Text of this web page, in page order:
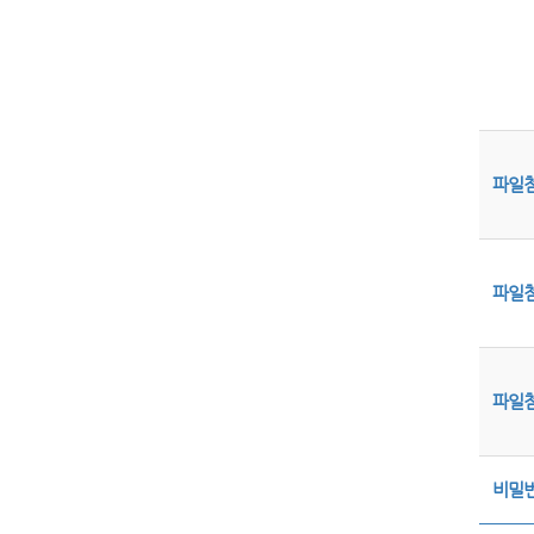
파일
파일
파일
비밀